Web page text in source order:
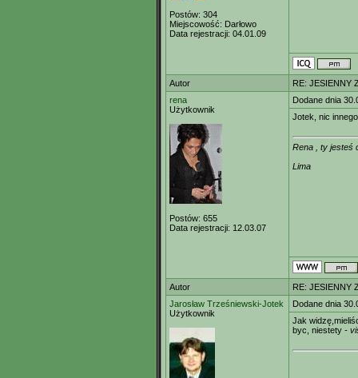
Postów: 304
Miejscowość: Darłowo
Data rejestracji: 04.01.09
Autor
RE: JESIENNY
rena
Użytkownik
Postów: 655
Data rejestracji: 12.03.07
Dodane dnia
Jotek, nic
Rena , ty jesteś
Lima
Autor
RE: JESIENNY
Jarosław Trześniewski-Jotek
Użytkownik
Dodane dnia
Jak
byc, niestety -